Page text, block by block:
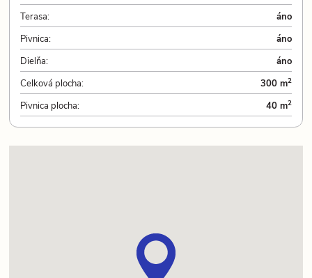
Terasa:
áno
Pivnica:
áno
Dielňa:
áno
Celková plocha:
300 m2
Pivnica plocha: 40 m2